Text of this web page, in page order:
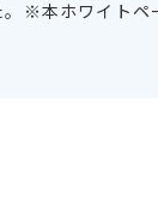
※本ホワイトペ